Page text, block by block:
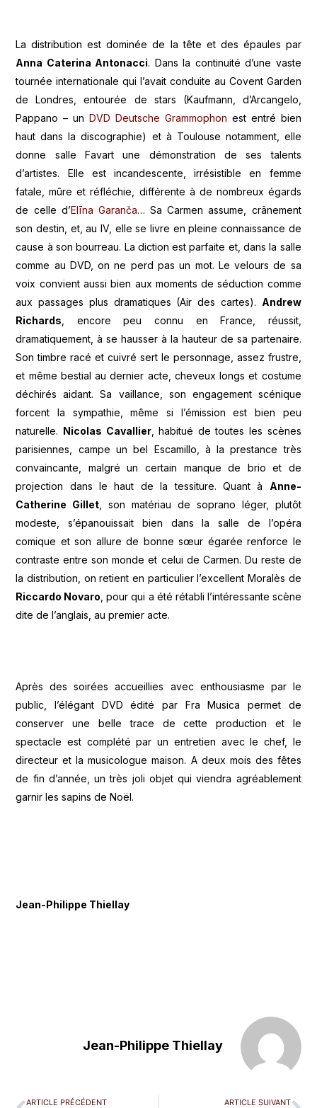
La distribution est dominée de la tête et des épaules par
Anna Caterina Antonacci. Dans la continuité d’une vaste
tournée internationale qui l’avait conduite au Covent Garden
de Londres, entourée de stars (Kaufmann, d’Arcangelo,
Pappano – un DVD Deutsche Grammophon est entré bien
haut dans la discographie) et à Toulouse notamment, elle
donne salle Favart une démonstration de ses talents
d’artistes. Elle est incandescente, irrésistible en femme
fatale, mûre et réfléchie, différente à de nombreux égards
de celle d’Elīna Garanča… Sa Carmen assume, crânement
son destin, et, au IV, elle se livre en pleine connaissance de
cause à son bourreau. La diction est parfaite et, dans la salle
comme au DVD, on ne perd pas un mot. Le velours de sa
voix convient aussi bien aux moments de séduction comme
aux passages plus dramatiques (Air des cartes). Andrew
Richards, encore peu connu en France, réussit,
dramatiquement, à se hausser à la hauteur de sa partenaire.
Son timbre racé et cuivré sert le personnage, assez frustre,
et même bestial au dernier acte, cheveux longs et costume
déchirés aidant. Sa vaillance, son engagement scénique
forcent la sympathie, même si l’émission est bien peu
naturelle.
Nicolas Cavallier, habitué de toutes les scènes
parisiennes, campe un bel Escamillo, à la prestance très
convaincante, malgré un certain manque de brio et de
projection dans le haut de la tessiture. Quant à Anne-
Catherine Gillet, son matériau de soprano léger, plutôt
modeste, s’épanouissait bien dans la salle de l’opéra
comique et son allure de bonne sœur égarée renforce le
contraste entre son monde et celui de Carmen. Du reste de
la distribution, on retient en particulier l’excellent Moralès de
Riccardo Novaro, pour qui a été rétabli l’intéressante scène
dite de l’anglais, au premier acte.
Après des soirées accueillies avec enthousiasme par le
public, l’élégant DVD édité par Fra Musica permet de
conserver une belle trace de cette production et le
spectacle est complété par un entretien avec le chef, le
directeur et la musicologue maison. A deux mois des fêtes
de fin d’année, un très joli objet qui viendra agréablement
garnir les sapins de Noël.
Jean-Philippe Thiellay
Jean-Philippe Thiellay
ARTICLE PRÉCÉDENT ARTICLE SUIVANT